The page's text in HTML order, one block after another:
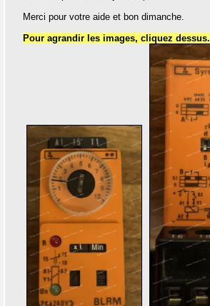
Merci pour votre aide et bon dimanche.
Pour agrandir les images, cliquez dessus.